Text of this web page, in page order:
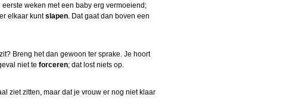
weken met een baby erg vermoeiend;
elkaar kuntslapen. Dat gaat dan boven een
Breng het dan gewoon ter sprake. Je hoort
niet te forceren; dat lost niets op.
ziet zitten, maar dat je vrouw er nog niet klaar